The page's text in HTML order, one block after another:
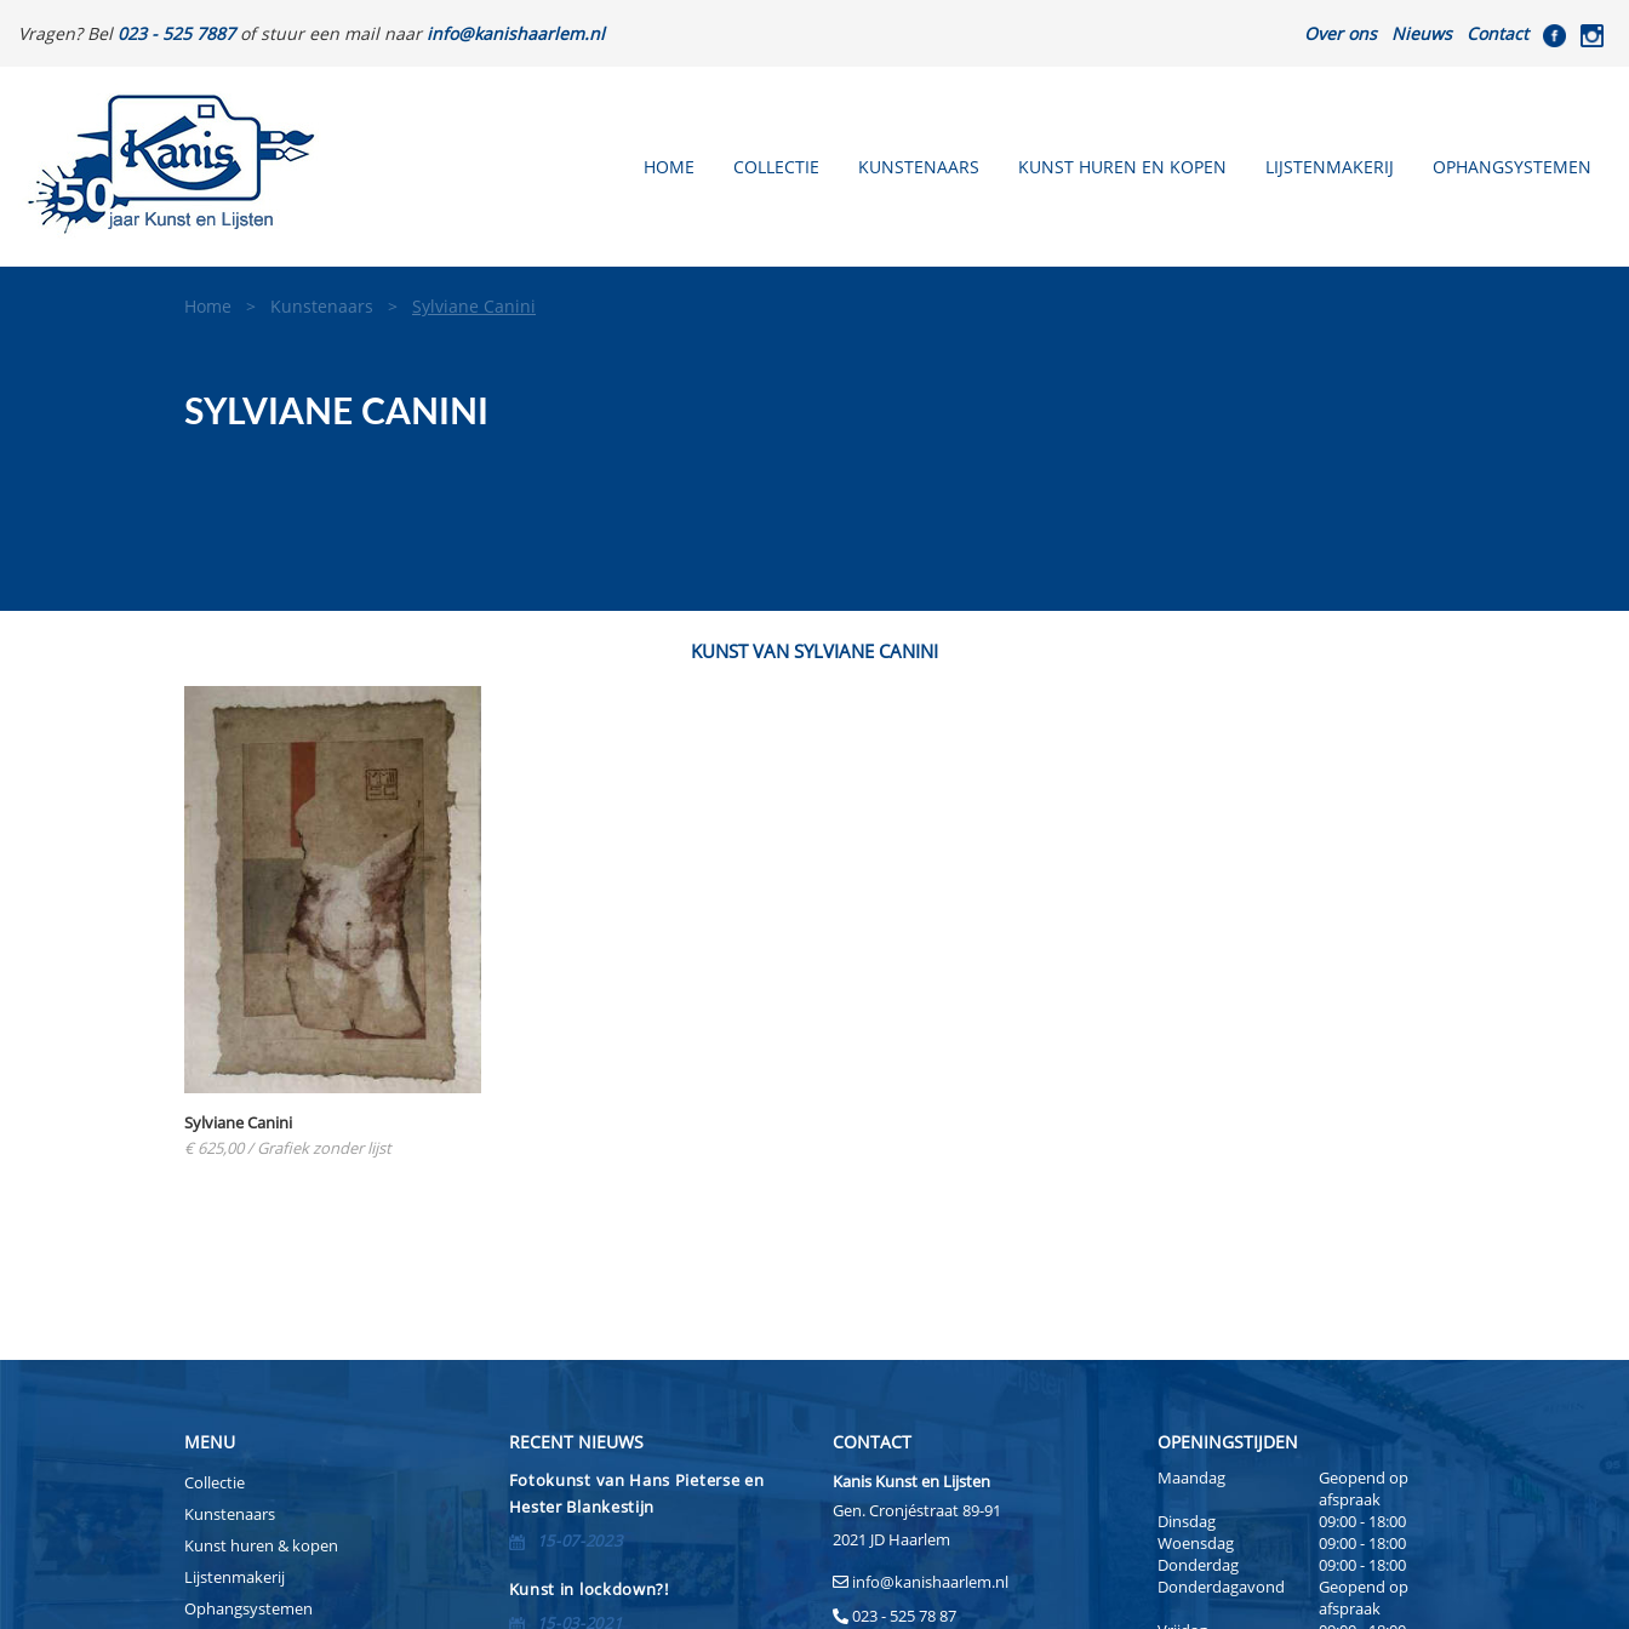
Vragen? Bel 023 - 525 7887of stuur een mail naarinfo@kanishaarlem.nl Over ons Nieuws Contact
HOME COLLECTIE KUNSTENAARS KUNST HUREN EN KOPEN LIJSTENMAKERIJ OPHANGSYSTEMEN
Home > Kunstenaars > Sylviane Canini
SYLVIANE CANINI
KUNST VAN SYLVIANE CANINI
Sylviane Canini
€ 625,00/ Grafiek zonder lijst
MENU
Collectie
Kunstenaars
Kunst huren & kopen
Lijstenmakerij
Ophangsystemen
RECENT NIEUWS
Fotokunst van Hans Pieterse en
Hester Blankestijn
15-07-2023
Kunst in lockdown?!
15-03-2021
CONTACT
Kanis Kunst en Lijsten
Gen. Cronjéstraat 89-91
2021 JD Haarlem
info@kanishaarlem.nl
023 - 525 78 87
OPENINGSTIJDEN
Maandag
Geopend op
afspraak
Dinsdag
09:00 - 18:00
Woensdag
09:00 - 18:00
Donderdag
09:00 - 18:00
Donderdagavond
Geopend op
afspraak